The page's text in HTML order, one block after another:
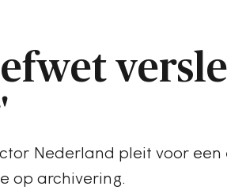
Nederland pleit voor een
op archivering.